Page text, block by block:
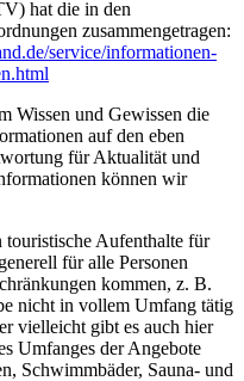
hat die in den
zusammengetragen:
­service/­informationen-
Wissen und Gewissen die
auf den eben
für Aktualität und
können wir
touristische Aufenthalte für
für alle Personen
kommen, z. B.
nicht in vollem Umfang tätig
vielleicht gibt es auch hier
Umfanges der Angebote
Schwimmbäder, Sauna- und